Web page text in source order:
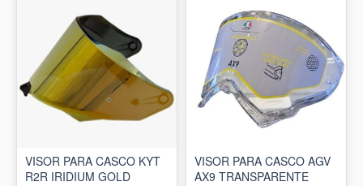
VISOR PARA CASCO KYT
R2R IRIDIUM GOLD
VISOR PARA CASCO AGV
AX9 TRANSPARENTE